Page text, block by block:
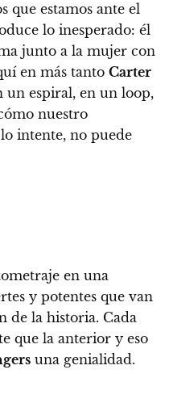
que estamos ante el
lo inesperado: él
junto a la mujer con
en más tanto Carter
espiral, en un loop,
nuestro
intente, no puede
en una
y potentes que van
de la historia. Cada
que la anterior y eso
una genialidad.